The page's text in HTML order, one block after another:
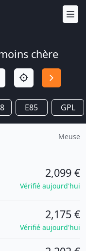
chère
E85 GPL
Meuse
2,099 €
Vérifié aujourd'hui
2,175 €
Vérifié aujourd'hui